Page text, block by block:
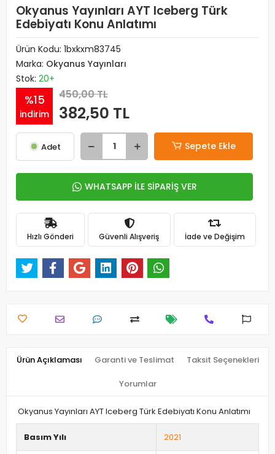
Okyanus Yayınları AYT Iceberg Türk
Edebiyatı Konu Anlatımı
Ürün Kodu: 1bxkxm83745
Marka: Okyanus Yayınları
Stok: 20+
%15
indirim
450,00 TL
382,50 TL
Adet Sepete Ekle
WHATSAPP İLE SİPARİŞ VER
Hızlı Gönderi Güvenli Alışveriş İade ve Değişim
Ürün Açıklaması Garanti ve Teslimat Taksit Seçenekleri
Yorumlar
Okyanus Yayınları AYT Iceberg Türk Edebiyatı Konu Anlatımı
Basım Yılı 2021